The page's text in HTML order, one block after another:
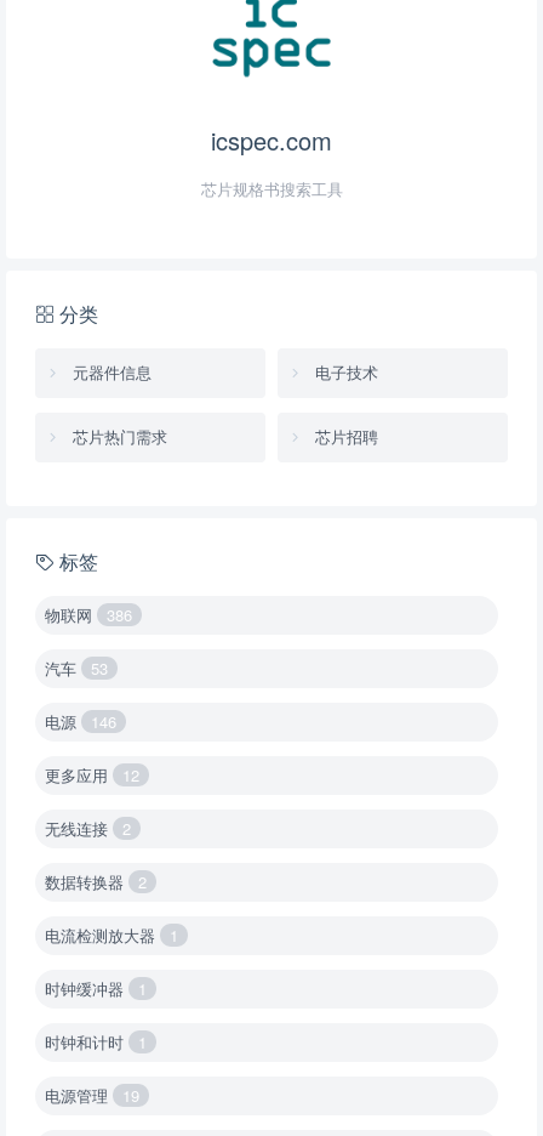
icspec.com
芯片规格书搜索工具
分类
元器件信息 电子技术
芯片热门需求 芯片招聘
标签
物联网 386
汽车 53
电源 146
更多应用 12
无线连接 2
数据转换器 2
电流检测放大器 1
时钟缓冲器 1
时钟和计时 1
电源管理 19